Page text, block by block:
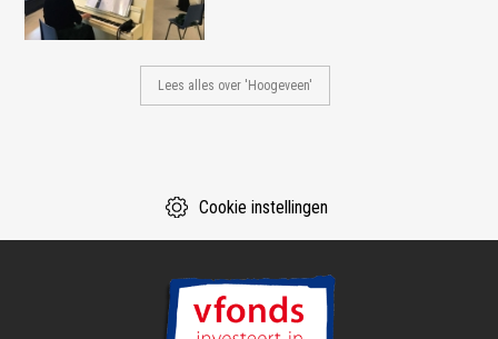
Lees alles over 'Hoogeveen'
Cookie instellingen